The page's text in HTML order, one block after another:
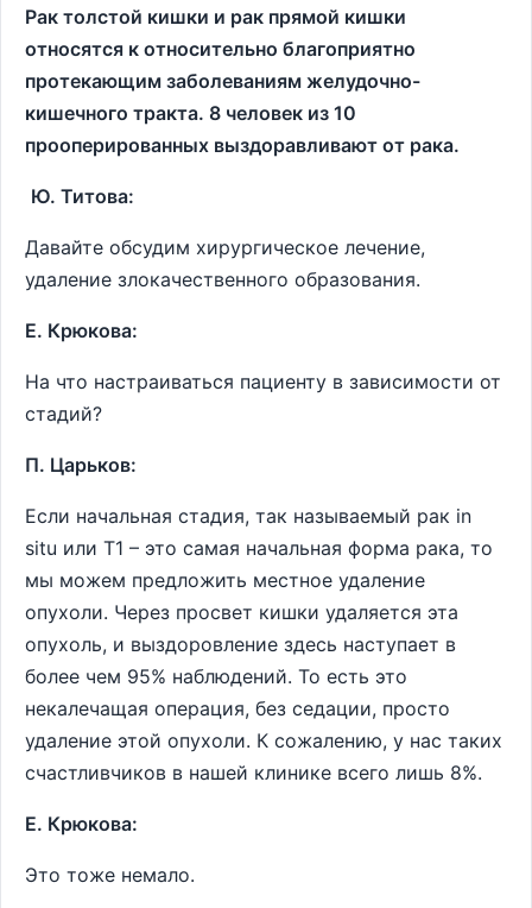
Рак толстой кишки и рак прямой кишки
относятся к относительно благоприятно
протекающим заболеваниям желудочно-
кишечного тракта. 8 человек из 10
прооперированных выздоравливают от рака.
Ю. Титова:
Давайте обсудим хирургическое лечение,
удаление злокачественного образования.
Е. Крюкова:
На что настраиваться пациенту в зависимости от
стадий?
П. Царьков:
Если начальная стадия, так называемый рак in
situ или Т1 – это самая начальная форма рака, то
мы можем предложить местное удаление
опухоли. Через просвет кишки удаляется эта
опухоль, и выздоровление здесь наступает в
более чем 95% наблюдений. То есть это
некалечащая операция, без седации, просто
удаление этой опухоли. К сожалению, у нас таких
счастливчиков в нашей клинике всего лишь 8%.
Е. Крюкова:
Это тоже немало.